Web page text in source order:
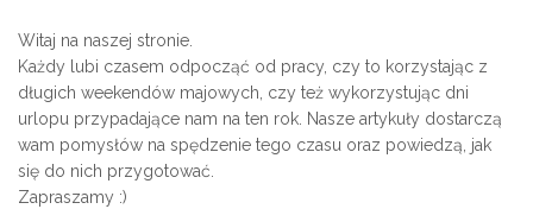
Witaj na naszej stronie.
Każdy lubi czasem odpocząć od pracy, czy to korzystając z
długich weekendów majowych, czy też wykorzystując dni
urlopu przypadające nam na ten rok. Nasze artykuły dostarczą
wam pomysłów na spędzenie tego czasu oraz powiedzą, jak
się do nich przygotować.
Zapraszamy :)